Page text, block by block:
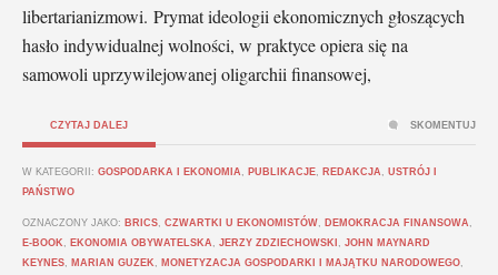
libertarianizmowi. Prymat ideologii ekonomicznych głoszących
hasło indywidualnej wolności, w praktyce opiera się na
samowoli uprzywilejowanej oligarchii finansowej,
CZYTAJ DALEJ
W KATEGORII: GOSPODARKA I EKONOMIA PUBLIKACJE REDAKCJA
USTRÓJ I
PAŃSTWO
OZNACZONY JAKO: BRICS CZWARTKI U EKONOMISTÓW DEMOKRACJA FINANSOWA
E-BOOK
EKONOMIA OBYWATELSKA JERZY ZDZIECHOWSKI
JOHN MAYNARD
KEYNES
MARIAN GUZEK MONETYZACJA GOSPODARKI I MAJĄTKU NARODOWEGO
SKOMENTUJ